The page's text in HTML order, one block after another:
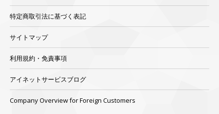
特定商取引法に基づく表記
サイトマップ
利用規約・免責事項
アイネットサービスブログ
Company Overview for Foreign Customers